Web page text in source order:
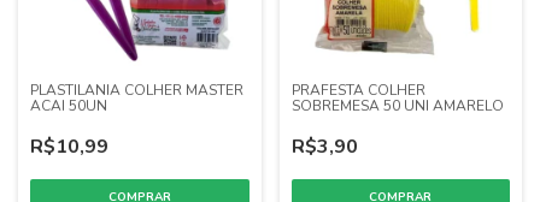
PLASTILANIA COLHER MASTER
ACAI 50UN
R$10,99
PRAFESTA COLHER
SOBREMESA 50 UNI AMARELO
R$3,90